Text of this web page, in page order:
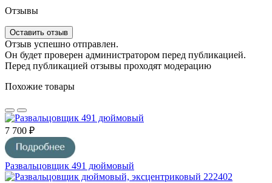
Отзывы
Оставить отзыв
Отзыв успешно отправлен.
Он будет проверен администратором перед публикацией.
Перед публикацией отзывы проходят модерацию
Похожие товары
7 700 ₽
Развальцовщик 491 дюймовый